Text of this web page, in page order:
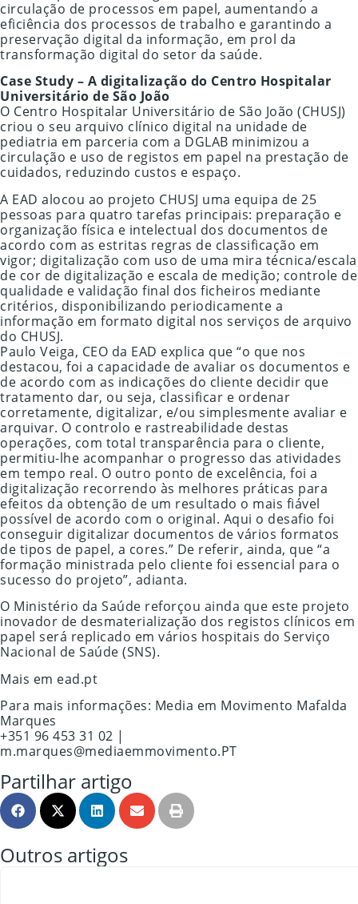
circulação de processos em papel, aumentando a
eficiência dos processos de trabalho e garantindo a
preservação digital da informação, em prol da
transformação digital do setor da saúde.
Case Study – A digitalização do Centro Hospitalar
Universitário de São João
O Centro Hospitalar Universitário de São João (CHUSJ)
criou o seu arquivo clínico digital na unidade de
pediatria em parceria com a DGLAB minimizou a
circulação e uso de registos em papel na prestação de
cuidados, reduzindo custos e espaço.
A EAD alocou ao projeto CHUSJ uma equipa de 25
pessoas para quatro tarefas principais: preparação e
organização física e intelectual dos documentos de
acordo com as estritas regras de classificação em
vigor; digitalização com uso de uma mira técnica/escala
de cor de digitalização e escala de medição; controle de
qualidade e validação final dos ficheiros mediante
critérios, disponibilizando periodicamente a
informação em formato digital nos serviços de arquivo
do CHUSJ.
Paulo Veiga, CEO da EAD explica que “o que nos
destacou, foi a capacidade de avaliar os documentos e
de acordo com as indicações do cliente decidir que
tratamento dar, ou seja, classificar e ordenar
corretamente, digitalizar, e/ou simplesmente avaliar e
arquivar. O controlo e rastreabilidade destas
operações, com total transparência para o cliente,
permitiu-lhe acompanhar o progresso das atividades
em tempo real. O outro ponto de excelência, foi a
digitalização recorrendo às melhores práticas para
efeitos da obtenção de um resultado o mais fiável
possível de acordo com o original. Aqui o desafio foi
conseguir digitalizar documentos de vários formatos
de tipos de papel, a cores.” De referir, ainda, que “a
formação ministrada pelo cliente foi essencial para o
sucesso do projeto”, adianta.
O Ministério da Saúde reforçou ainda que este projeto
inovador de desmaterialização dos registos clínicos em
papel será replicado em vários hospitais do Serviço
Nacional de Saúde (SNS).
Mais em ead.pt
Para mais informações: Media em Movimento Mafalda
Marques
+351 96 453 31 02 |
m.marques@mediaemmovimento.PT
Partilhar artigo
Outros artigos